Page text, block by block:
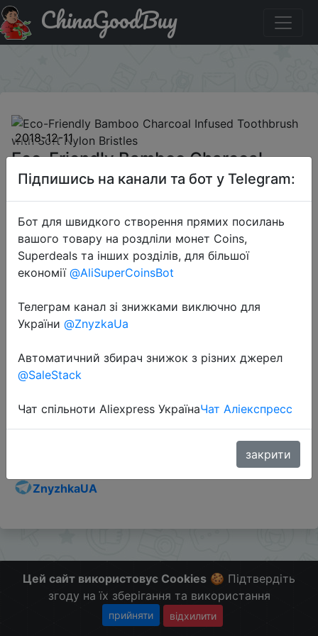
Придбати Eco-Friendly Bamboo Charcoal Infused
Toothbrush with Soft Nylon Bristles
ChinaGoodBuy
2018-12-11
Eco-Friendly Bamboo Charcoal
Infused Toothbrush with Soft Nylon
Bristles
$0.49
Sale
Слідкуйте за знижками на мобільному, в телеграм
ZnyzhkaUA
Цей сайт використовує Cookies 🍪 Підтвердіть
згоду на їх зберігання та використання
прийняти відхилити
Підпишись на канали та бот у Telegram:
Бот для швидкого створення прямих посилань
вашого товару на роздліли монет Coins,
Superdeals та інших розділів, для більшої
економії @AliSuperCoinsBot
Телеграм канал зі знижками виключно для
України @ZnyzkaUa
Автоматичний збирач знижок з різних джерел
@SaleStack
Чат спільноти Aliexpress УкраїнаЧат Аліекспресс
закрити